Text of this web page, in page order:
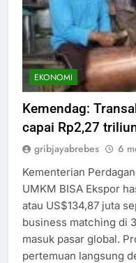
EKONOMI
Kemendag:
capai Rp2,27
gribjayabrebes 6
Kementerian
UMKM BISA Ekspor
atau US$134,87 juta
business matching di
masuk pasar global.​
pertemuan langsung